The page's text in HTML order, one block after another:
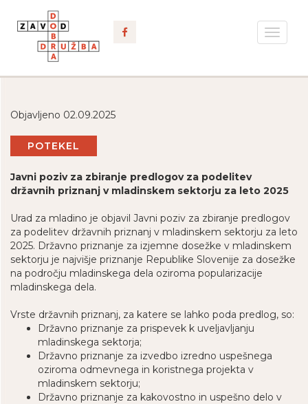
Toggle
Objavljeno 02.09.2025
POTEKEL
Javni poziv za zbiranje predlogov za podelitev
državnih priznanj v mladinskem sektorju za leto 2025
Urad za mladino je objavil Javni poziv za zbiranje predlogov
za podelitev državnih priznanj v mladinskem sektorju za leto
2025. Državno priznanje za izjemne dosežke v mladinskem
sektorju je najvišje priznanje Republike Slovenije za dosežke
na področju mladinskega dela oziroma popularizacije
mladinskega dela.
Vrste državnih priznanj, za katere se lahko poda predlog, so:
Državno priznanje za prispevek k uveljavljanju
mladinskega sektorja;
Državno priznanje za izvedbo izredno uspešnega
oziroma odmevnega in koristnega projekta v
mladinskem sektorju;
Državno priznanje za kakovostno in uspešno delo v